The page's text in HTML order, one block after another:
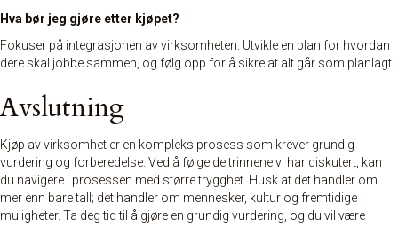
Hva bør jeg gjøre etter kjøpet?
Fokuser på integrasjonen av virksomheten. Utvikle en plan for hvordan
dere skal jobbe sammen, og følg opp for å sikre at alt går som planlagt.
Avslutning
Kjøp av virksomhet er en kompleks prosess som krever grundig
vurdering og forberedelse. Ved å følge de trinnene vi har diskutert, kan
du navigere i prosessen med større trygghet. Husk at det handler om
mer enn bare tall; det handler om mennesker, kultur og fremtidige
muligheter. Ta deg tid til å gjøre en grundig vurdering, og du vil være